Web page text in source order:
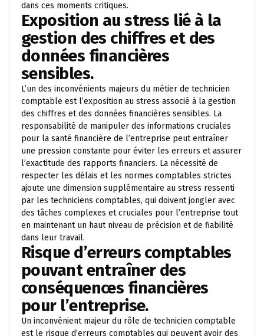
dans ces moments critiques.
Exposition au stress lié à la
gestion des chiffres et des
données financières
sensibles.
L’un des inconvénients majeurs du métier de technicien
comptable est l’exposition au stress associé à la gestion
des chiffres et des données financières sensibles. La
responsabilité de manipuler des informations cruciales
pour la santé financière de l’entreprise peut entraîner
une pression constante pour éviter les erreurs et assurer
l’exactitude des rapports financiers. La nécessité de
respecter les délais et les normes comptables strictes
ajoute une dimension supplémentaire au stress ressenti
par les techniciens comptables, qui doivent jongler avec
des tâches complexes et cruciales pour l’entreprise tout
en maintenant un haut niveau de précision et de fiabilité
dans leur travail.
Risque d’erreurs comptables
pouvant entraîner des
conséquences financières
pour l’entreprise.
Un inconvénient majeur du rôle de technicien comptable
est le risque d’erreurs comptables qui peuvent avoir des